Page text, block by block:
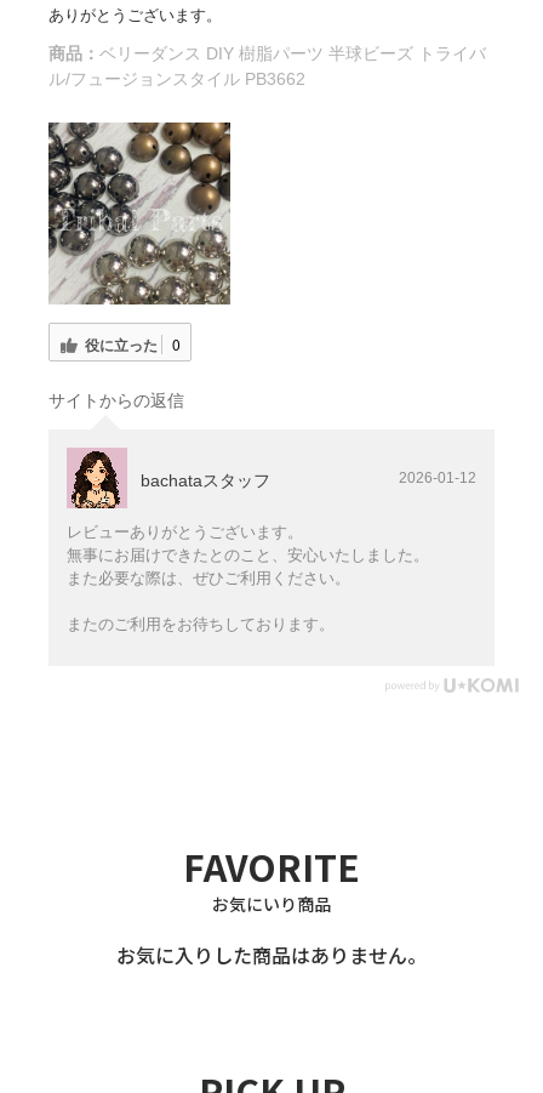
ありがとうございます。
商品： ベリーダンス DIY 樹脂パーツ 半球ビーズ トライバ
ル/フュージョンスタイル PB3662
役に立った 0
サイトからの返信
bachataスタッフ 2026-01-12
レビューありがとうございます。
無事にお届けできたとのこと、安心いたしました。
また必要な際は、ぜひご利用ください。
またのご利用をお待ちしております。
FAVORITE
お気にいり商品
お気に入りした商品はありません。